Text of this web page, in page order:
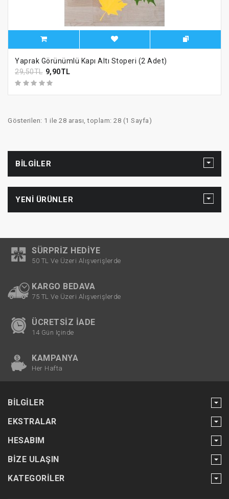
Yaprak Görünümlü Kapı Altı Stoperi (2 Adet)
29,50TL 9,90TL
Gösterilen: 1 ile 28 arası, toplam: 28 (1 Sayfa)
BILGILER
YENI ÜRÜNLER
SÜRPRIZ HEDIYE
50 TL Ve Üzeri Alışverişlerde
KARGO BEDAVA
75 TL Ve Üzeri Alışverişlerde
ÜCRETSIZ İADE
14 Gün Içinde
KAMPANYA
Her Hafta
BILGILER
EKSTRALAR
HESABIM
BIZE ULAŞIN
KATEGORILER